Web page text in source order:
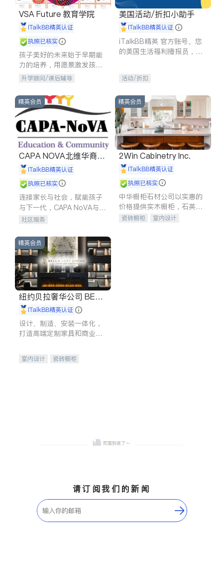
VSA Future 教育学院
iTalkBB精英认证
执照已核实
孩子美好的未来始于早期能
力的培养，用愿景激发孩子
的学习潜力和动力。理念：
石。
升学顾问/课后辅导
美国活动/折扣小助手
iTalkBB精英认证
iTalkBB精英 官方账号。您
的美国生活福利播报员，精
专属福利。
活动/折扣
精英会员
CAPA NOVA北维华裔家
长会iTalkBB精英认证
执照已核实
连接家长与社会，赋能孩子
与下一代，CAPA NoVA与您
携手建设包容、公平、充满
社区服务
精英会员
2Win Cabinetry Inc.
iTalkBB精英认证
执照已核实
中华橱柜石材公司以实惠的
价格提供实木橱柜，石英石
台面，多种优质不锈钢水
瓷砖橱柜
室内设计
精英会员
纽约贝拉奢华公司 BELL
A LUXE
iTalkBB精英认证
设计、制造、安装一体化，
打造高端定制家具和商业空
室内设计
瓷砖橱柜
请订阅我们的新闻